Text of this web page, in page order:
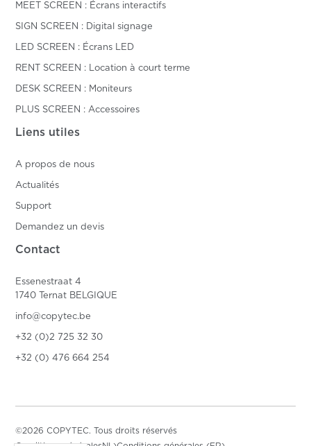
MEET SCREEN : Écrans interactifs
SIGN SCREEN : Digital signage
LED SCREEN : Écrans LED
RENT SCREEN : Location à court terme
DESK SCREEN : Moniteurs
PLUS SCREEN : Accessoires
Liens utiles
A propos de nous
Actualités
Support
Demandez un devis
Contact
Essenestraat 4
1740 Ternat BELGIQUE
info@copytec.be
+32 (0)2 725 32 30
+32 (0) 476 664 254
©2026 COPYTEC. Tous droits réservés